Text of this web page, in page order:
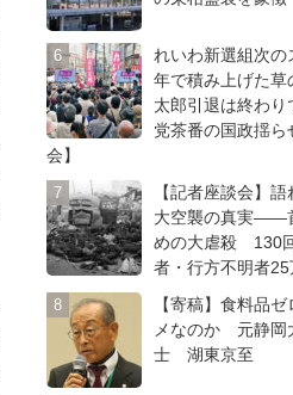
れいわ新選組次
年で積み上げた
太郎引退は終わ
党茶番の国政揺ら
会】
【記者座談会】
大空襲の真実――
めの大虐殺 130
者・行方不明者25
【寄稿】食料品
メなのか 元静岡
士 湖東京至